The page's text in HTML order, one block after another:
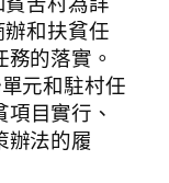
和扶貧任
的落實。
元和駐村任
項目實行、
辦法的履